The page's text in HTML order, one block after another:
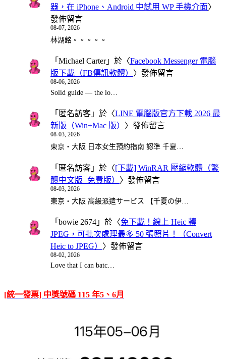
器，在 iPhone、Android 中試用 WP 手機介面〉
發佈留言
08-07, 2026
林湖銘。。。。。
「 Michael Carter」於〈Facebook Messenger 電腦
版下載（FB傳訊軟體）
〉發佈留言
08-06, 2026
Solid guide — the lo…
「 匿名訪客 」於〈LINE 電腦版官方下載 2026 最
新版（Win+Mac 版） 〉發佈留言
08-03, 2026
東京・大阪 日本女生預約指南 認準 千夏…
「 匿名訪客 」於〈[下載] WinRAR 壓縮軟體（繁
體中文版+免費版） 〉發佈留言
08-03, 2026
東京・大阪 高級派遣サービス 【千夏の伊…
「 bowie 2674 」於〈免下載！線上 Heic 轉
JPEG，可批次處理最多 50 張照片！（Convert
Heic to JPEG） 〉發佈留言
08-02, 2026
Love that I can batc…
[統一發票] 中獎號碼 115 年5、6月